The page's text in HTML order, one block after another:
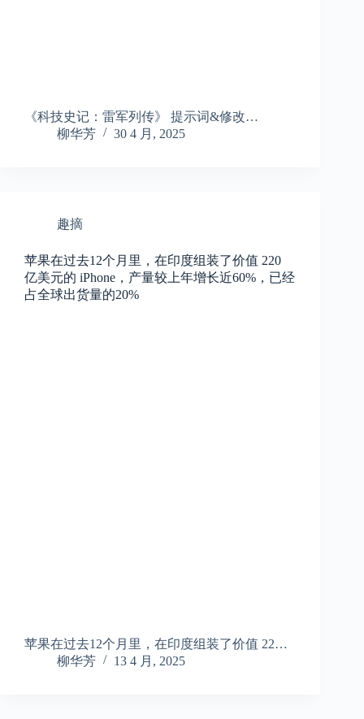
《科技史记：雷军列传》 提示词&修改…
柳华芳
30 4 月, 2025
趣摘
苹果在过去12个月里，在印度组装了价值 220
亿美元的 iPhone，产量较上年增长近60%，已经
占全球出货量的20%
苹果在过去12个月里，在印度组装了价值 22…
柳华芳
13 4 月, 2025